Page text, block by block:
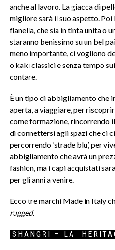
anche al lavoro. La giacca di
migliore sarà il suo aspetto. Poi
flanella, che sia in tinta unita o
staranno benissimo su un bel
meno importante, ci vogliono
o kaki classici e senza tempo
contare.
È un tipo di abbigliamento che
aperta, a viaggiare, per
come formazione, rincorrendo
di connettersi agli spazi che ci
percorrendo ‘strade blu’, per
abbigliamento che avrà un
fashion, ma i capi acquistati
per gli anni a venire.
Ecco tre marchi Made in Italy
rugged.
SHANGRI – LA